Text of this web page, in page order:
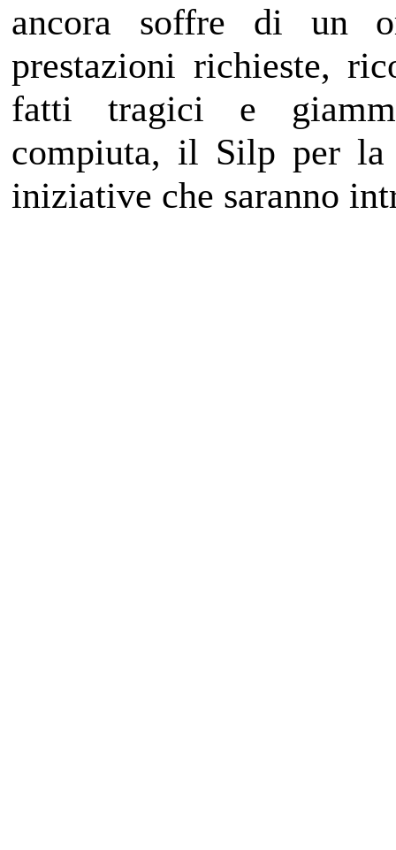
ancora soffre di un
prestazioni richieste,
fatti tragici e
compiuta, il Silp per
iniziative che saranno